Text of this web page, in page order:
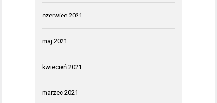
czerwiec 2021
maj 2021
kwiecień 2021
marzec 2021